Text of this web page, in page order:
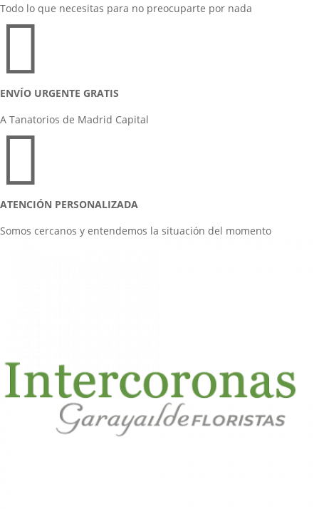
Todo lo que necesitas para no preocuparte por nada

ENVÍO URGENTE GRATIS
A Tanatorios de Madrid Capital

ATENCIÓN PERSONALIZADA
Somos cercanos y entendemos la situación del momento